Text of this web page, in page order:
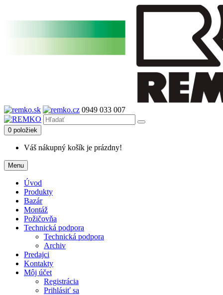
0949 033 007
0 položiek
Váš nákupný košík je prázdny!
Menu
Úvod
Produkty
Bazár
Montáž
Požičovňa
Technická podpora
Technická podpora
Archiv
Predajci
Kontakty
Môj účet
Registrácia
Prihlásiť sa